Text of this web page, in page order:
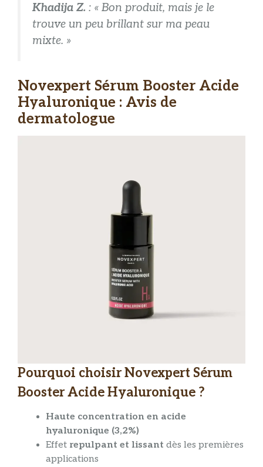
Khadija Z. : « Bon produit, mais je le
trouve un peu brillant sur ma peau
mixte. »
Novexpert Sérum Booster Acide
Hyaluronique : Avis de
dermatologue
Pourquoi choisir Novexpert Sérum
Booster Acide Hyaluronique ?
Haute concentration en acide
hyaluronique (3,2%)
Effet repulpant et lissant dès les premières
applications